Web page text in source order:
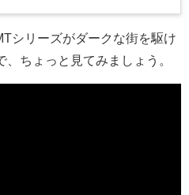
シリーズがダークな街を駆け
ちょっと見てみましょう。